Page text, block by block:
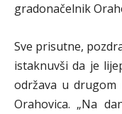
gradonačelnik
Sve prisutne,
istaknuvši da je
održava u
Orahovica. „Na